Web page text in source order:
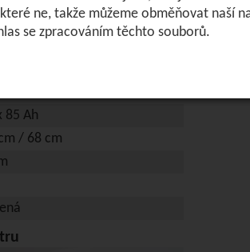
h
85 Ah
/ 68 cm
ne, takže můžeme obměňovat naší
se zpracováním těchto souborů.